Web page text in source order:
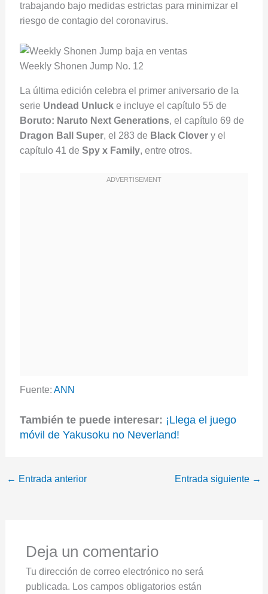
trabajando bajo medidas estrictas para minimizar el
riesgo de contagio del coronavirus.
Weekly Shonen Jump No. 12
La última edición celebra el primer aniversario de la
serie Undead Unlucke incluye el capítulo 55 de
Boruto: Naruto Next Generations, el capítulo 69 de
Dragon Ball Super, el 283 de Black Clovery el
capítulo 41 de Spy x Family, entre otros.
Fuente: ANN
También te puede interesar: ¡Llega el juego
móvil de Yakusoku no Neverland!
← Entrada anterior Entrada siguiente →
Deja un comentario
Tu dirección de correo electrónico no será
publicada. Los campos obligatorios están